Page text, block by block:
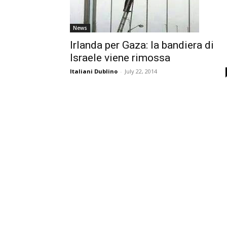
News
Irlanda per Gaza: la bandiera di
Israele viene rimossa
Italiani Dublino - July 22, 2014